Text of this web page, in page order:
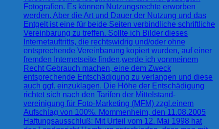
Fotografien. Es können Nutzungsrechte erworben
werden. Aber die Art und Dauer der Nutzung und das
Entgelt ist eine für beide Seiten verbindliche schriftliche
Vereinbarung zu treffen. Sollte ich Bilder dieses
Internetauftritts, die rechtswidrig und/oder ohne
entsprechende Vereinbarung kopiert wurden, auf einer
fremden Internetseite finden,werde ich vonmeinem
Recht Gebrauch machen, eine dem Zweck
entsprechende Entschädigung zu verlangen und diese
auch ggf. einzuklagen. Die Höhe der Entschädigung
richtet sich nach den Tarifen der Mittelstand-
vereinigung für Foto-Marketing (MFM) zzgl.einem
Aufschlag von 100%. Mommenheim, den 11.08.2005
Haftungsausschluß: Mit Urteil vom 12. Mai 1998 hat